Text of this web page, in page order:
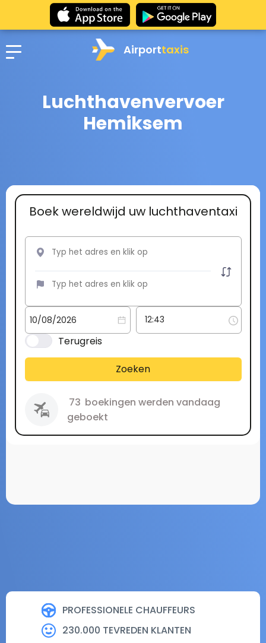
Airporttaxis
Luchthavenvervoer
Hemiksem
PROFESSIONELE CHAUFFEURS
230.000 TEVREDEN KLANTEN
Boek wereldwijd uw luchthaventaxi
Terugreis
Zoeken
73 boekingen werden vandaag
geboekt